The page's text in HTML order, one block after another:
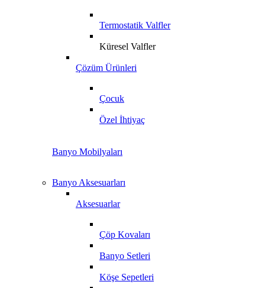
Termostatik Valfler
Küresel Valfler
Çözüm Ürünleri
Çocuk
Özel İhtiyaç
Banyo Mobilyaları
Banyo Aksesuarları
Aksesuarlar
Çöp Kovaları
Banyo Setleri
Köşe Sepetleri